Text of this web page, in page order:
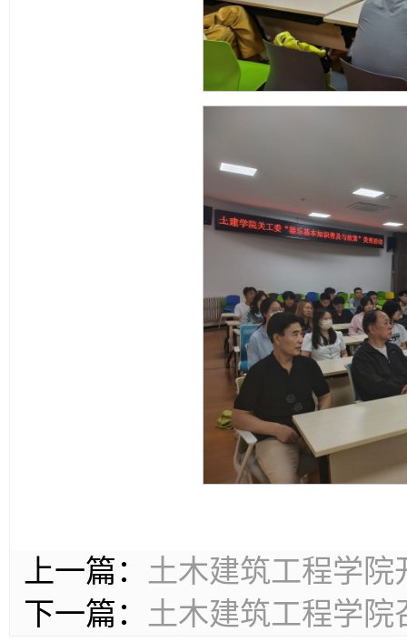
上一篇：
土木建筑工程学
下一篇：
土木建筑工程学